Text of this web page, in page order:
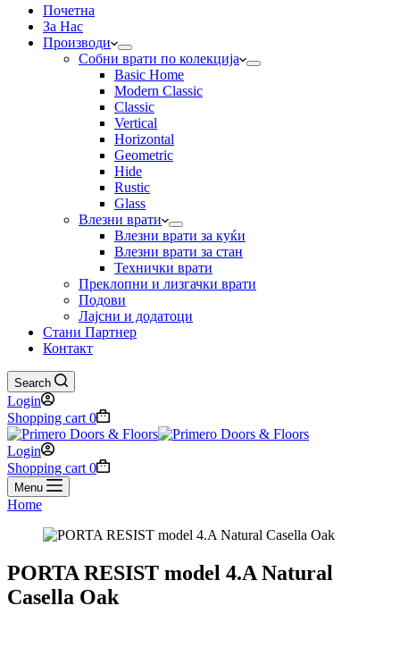
Почетна
За Нас
Производи
Собни врати по колекција
Basic Home
Modern Classic
Classic
Vertical
Horizontal
Geometric
Hide
Rustic
Glass
Влезни врати
Влезни врати за куќи
Влезни врати за стан
Технички врати
Преклопни и лизгачки врати
Подови
Лајсни и додатоци
Стани Партнер
Контакт
Search
Login
Shopping cart 0
Login
Shopping cart 0
Menu
Home
PORTA RESIST model 4.A Natural
Casella Oak